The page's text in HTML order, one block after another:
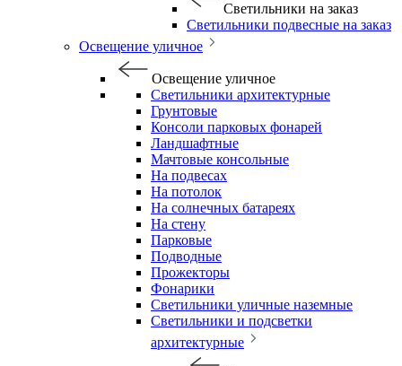
Светильники на заказ
Светильники подвесные на заказ
Освещение уличное
Освещение уличное
Светильники архитектурные
Грунтовые
Консоли парковых фонарей
Ландшафтные
Мачтовые консольные
На подвесах
На потолок
На солнечных батареях
На стену
Парковые
Подводные
Прожекторы
Фонарики
Светильники уличные наземные
Светильники и подсветки
архитектурные